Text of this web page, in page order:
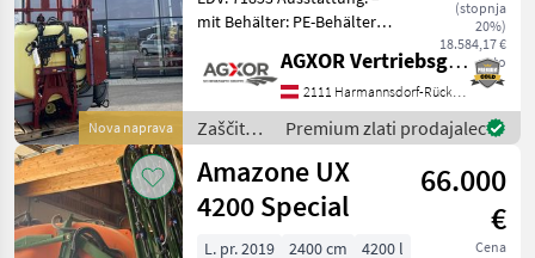
Nova naprava
(stopnja
20%)
18.584,17 €
neto
mit Behälter: PE-Behälter
Schwerpunkt,
trichterförmig zur
vollständigen Entleerung –
mit Spülwasserbehälter:
160 l, im
AGXOR Vertriebsgesellschaft Ost GmbH
2111 Harmannsdorf-Rückersdorf
Zaščita
rastlin /
Hardi
Premium zlati prodajalec
Amazone UX
4200 Special
66.000
€
Cena
L. pr. 2019 2400 cm
4200 l